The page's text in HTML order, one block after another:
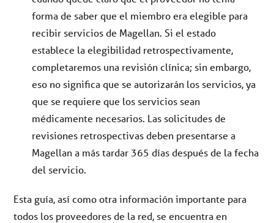
forma de saber que el miembro era elegible para
recibir servicios de Magellan. Si el estado
establece la elegibilidad retrospectivamente,
completaremos una revisión clínica; sin embargo,
eso no significa que se autorizarán los servicios, ya
que se requiere que los servicios sean
médicamente necesarios. Las solicitudes de
revisiones retrospectivas deben presentarse a
Magellan a más tardar 365 días después de la fecha
del servicio.
Esta guía, así como otra información importante para
todos los proveedores de la red, se encuentra en